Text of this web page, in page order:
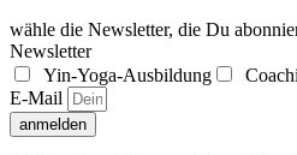
wähle die Newsletter, die Du
Newsletter
Yin-Yoga-Ausbildung
E-Mail
anmelden